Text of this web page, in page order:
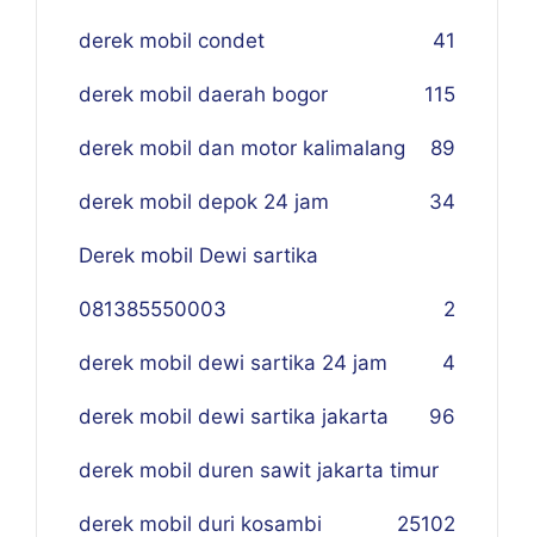
derek mobil condet 41
derek mobil daerah bogor 115
derek mobil dan motor kalimalang 89
derek mobil depok 24 jam 34
Derek mobil Dewi sartika
081385550003 2
derek mobil dewi sartika 24 jam 4
derek mobil dewi sartika jakarta 96
derek mobil duren sawit jakarta timur
102
derek mobil duri kosambi 25